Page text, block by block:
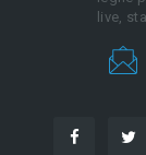
live,